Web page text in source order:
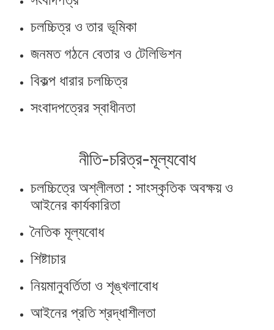
চলচ্চিত্র ও তার ভূমিকা
জনমত গঠনে বেতার ও টেলিভিশন
বিকল্প ধারার চলচ্চিত্র
সংবাদপত্রের স্বাধীনতা
নীতি-চরিত্র-মূল্যবোধ
চলচ্চিত্রে অশ্লীলতা : সাংস্কৃতিক অবক্ষয় ও
আইনের কার্যকারিতা
নৈতিক মূল্যবোধ
শিষ্টাচার
নিয়মানুবর্তিতা ও শৃঙ্খলাবোধ
আইনের প্রতি শ্রদ্ধাশীলতা